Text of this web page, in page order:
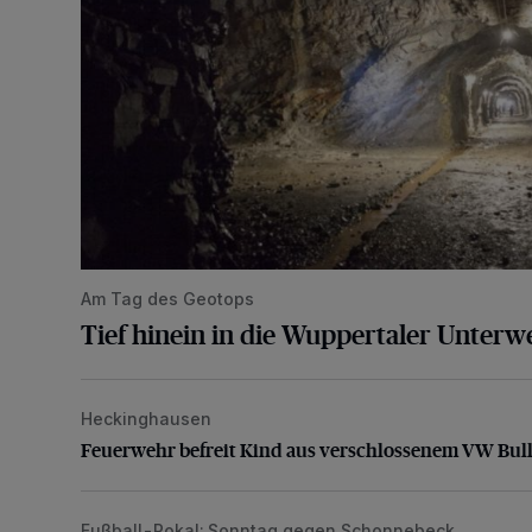
Am Tag des Geotops
Tief hinein in die Wuppertaler
Feuerwehr befreit Kind aus verschlossenem VW Bulli
Heckinghausen
Feuerwehr befreit Kind aus verschlossenem VW